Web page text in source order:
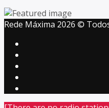
Rede Máxima 2026 ©